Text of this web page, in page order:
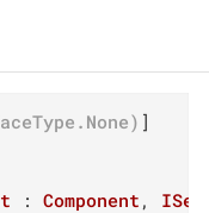
]
: Component ,